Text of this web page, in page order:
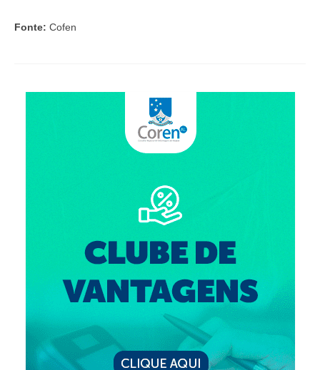
Decisões
Desagravo Público
Processos Éticos
Suspensão do Exercício Profissional
Procedimento para registro
Clube de Vantagens
Valores dos serviços
Reserva de auditório
Fonte: Cofen